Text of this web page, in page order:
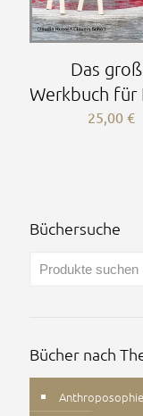
Das
Werkbuch für
25,00€
Büchersuche
Bücher nach
Anthroposophie